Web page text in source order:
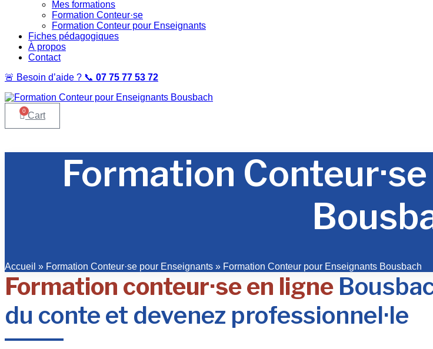
Mes formations
Formation Conteur·se
Formation Conteur pour Enseignants
Fiches pédagogiques
À propos
Contact
🚨 Besoin d’aide ? 📞 07 75 77 53 72
0 Cart
Formation
Accueil » Formation Conteur·se pour Enseignants » Formation Conteur pour Enseignants Bousbach
Formation conteur·se en ligne
du conte et devenez professionnel·le